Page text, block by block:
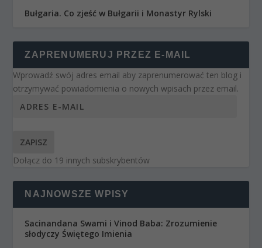
Bułgaria. Co zjeść w Bułgarii i Monastyr Rylski
ZAPRENUMERUJ PRZEZ E-MAIL
Wprowadź swój adres email aby zaprenumerować ten blog i
otrzymywać powiadomienia o nowych wpisach przez email.
ZAPISZ
Dołącz do 19 innych subskrybentów
NAJNOWSZE WPISY
Sacinandana Swami i Vinod Baba: Zrozumienie
słodyczy Świętego Imienia